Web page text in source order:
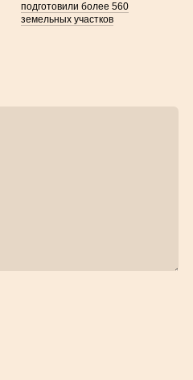
подготовили более 560
земельных участков